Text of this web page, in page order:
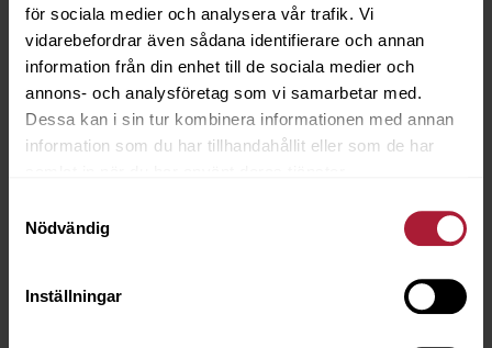
för sociala medier och analysera vår trafik. Vi
vidarebefordrar även sådana identifierare och annan
information från din enhet till de sociala medier och
annons- och analysföretag som vi samarbetar med.
Dessa kan i sin tur kombinera informationen med annan
information som du har tillhandahållit eller som de har
Nödvändig
Inställningar